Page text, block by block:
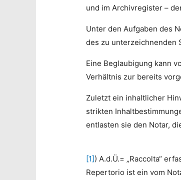
und im Archivregister –
Unter den Aufgaben des
des zu unterzeichnenden
Eine Beglaubigung kann
Verhältnis zur bereits
Zuletzt ein inhaltlicher
strikten
entlasten sie den Notar,
[1]) A.d.Ü.= „Raccolta“
Repertorio ist ein vom